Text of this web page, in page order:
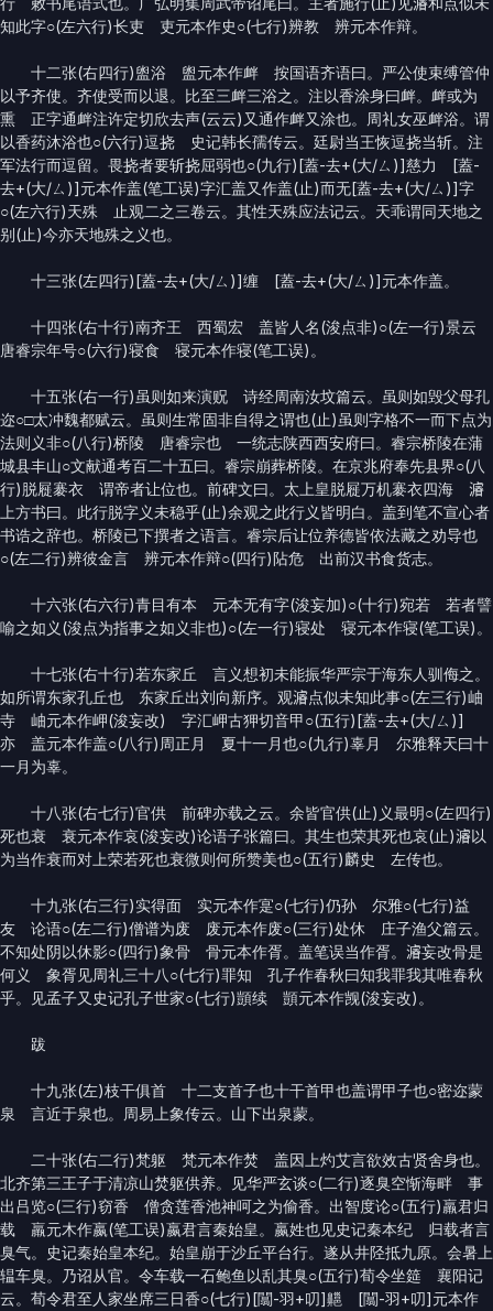
知此字○(左六行)长吏 吏元本作史○(七行)辨教 辨元本作辩。
十二张(右四行)盥浴 盥元本作衅 按国语齐语曰。严公使束缚管仲
以予齐使。齐使受而以退。比至三衅三浴之。注以香涂身曰衅。衅或为
熏 正字通衅注许定切欣去声(云云)又通作衅又涂也。周礼女巫衅浴。谓
以香药沐浴也○(六行)逗挠 史记韩长孺传云。廷尉当王恢逗挠当斩。注
军法行而逗留。畏挠者要斩挠屈弱也○(九行)[蓋-去+(大/ㄙ)]慈力 [蓋-
去+(大/ㄙ)]元本作盖(笔工误)字汇盖又作盖(止)而无[蓋-去+(大/ㄙ)]字
○(左六行)天殊 止观二之三卷云。其性天殊应法记云。天乖谓同天地之
别(止)今亦天地殊之义也。
十三张(左四行)[蓋-去+(大/ㄙ)]缠 [蓋-去+(大/ㄙ)]元本作盖。
十四张(右十行)南齐王 西蜀宏 盖皆人名(浚点非)○(左一行)景云
唐睿宗年号○(六行)寝食 寝元本作寝(笔工误)。
十五张(右一行)虽则如来演贶 诗经周南汝坟篇云。虽则如毁父母孔
迩○□太冲魏都赋云。虽则生常固非自得之谓也(止)虽则字格不一而下点为
法则义非○(八行)桥陵 唐睿宗也 一统志陕西西安府曰。睿宗桥陵在蒲
城县丰山○文献通考百二十五曰。睿宗崩葬桥陵。在京兆府奉先县界○(八
行)脱屣褰衣 谓帝者让位也。前碑文曰。太上皇脱屣万机褰衣四海 𤀹
上方书曰。此行脱字义未稳乎(止)余观之此行义皆明白。盖到笔不宣心者
书诰之辞也。桥陵已下撰者之语言。睿宗后让位养德皆依法藏之劝导也
○(左二行)辨彼金言 辨元本作辩○(四行)阽危 出前汉书食货志。
十六张(右六行)青目有本 元本无有字(浚妄加)○(十行)宛若 若者譬
喻之如义(浚点为指事之如义非也)○(左一行)寝处 寝元本作寝(笔工误)。
十七张(右十行)若东家丘 言义想初未能振华严宗于海东人驯侮之。
如所谓东家孔丘也 东家丘出刘向新序。观𤀹点似未知此事○(左三行)岫
寺 岫元本作岬(浚妄改) 字汇岬古狎切音甲○(五行)[蓋-去+(大/ㄙ)]
亦 盖元本作盖○(八行)周正月 夏十一月也○(九行)辜月 尔雅释天曰十
一月为辜。
十八张(右七行)官供 前碑亦载之云。余皆官供(止)义最明○(左四行)
死也衰 衰元本作哀(浚妄改)论语子张篇曰。其生也荣其死也哀(止)𤀹以
为当作衰而对上荣若死也衰微则何所赞美也○(五行)麟史 左传也。
十九张(右三行)实得面 实元本作寔○(七行)仍孙 尔雅○(七行)益
友 论语○(左二行)僧谱为废 废元本作废○(三行)处休 庄子渔父篇云。
不知处阴以休影○(四行)象骨 骨元本作胥。盖笔误当作胥。𤀹妄改骨是
何义 象胥见周礼三十八○(七行)罪知 孔子作春秋曰知我罪我其唯春秋
乎。见孟子又史记孔子世家○(七行)顗续 顗元本作觊(浚妄改)。
跋
十九张(左)枝干俱首 十二支首子也十干首甲也盖谓甲子也○密迩蒙
泉 言近于泉也。周易上象传云。山下出泉蒙。
二十张(右二行)梵躯 梵元本作焚 盖因上灼艾言欲效古贤舍身也。
北齐第三王子于清凉山焚躯供养。见华严玄谈○(二行)逐臭空惭海畔 事
出吕览○(三行)窃香 僧贪莲香池神呵之为偷香。出智度论○(五行)羸君归
载 羸元木作嬴(笔工误)嬴君言秦始皇。嬴姓也见史记秦本纪 归载者言
臭气。史记秦始皇本纪。始皇崩于沙丘平台行。遂从井陉抵九原。会暑上
辒车臭。乃诏从官。令车载一石鲍鱼以乱其臭○(五行)荀令坐筵 襄阳记
云。荀令君至人家坐席三日香○(七行)[闒-羽+叨]齆 [闒-羽+叨]元本作